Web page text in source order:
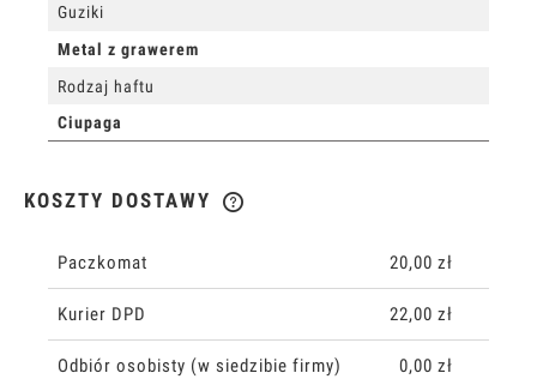
Guziki
Metal z grawerem
Rodzaj haftu
Ciupaga
KOSZTY DOSTAWY
Paczkomat 20,00 zł
Kurier DPD 22,00 zł
Odbiór osobisty (w siedzibie firmy) 0,00 zł